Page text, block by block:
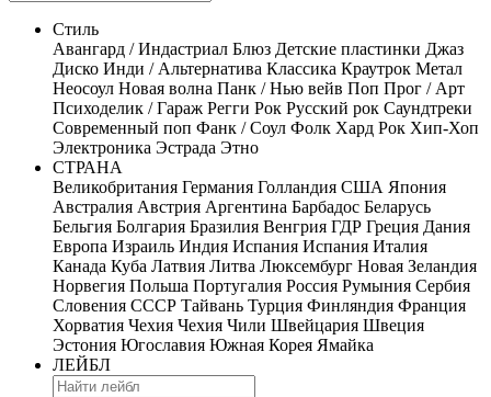
Стиль
Авангард / Индастриал Блюз Детские пластинки Джаз
Диско Инди / Альтернатива Классика Краутрок Метал
Неосоул Новая волна Панк / Нью вейв Поп Прог / Арт
Психоделик / Гараж Регги Рок Русский рок Саундтреки
Современный поп Фанк / Соул Фолк Хард Рок Хип-Хоп
Электроника Эстрада Этно
СТРАНА
Великобритания Германия Голландия США Япония
Австралия Австрия Аргентина Барбадос Беларусь
Бельгия Болгария Бразилия Венгрия ГДР Греция Дания
Европа Израиль Индия Испания Испания Италия
Канада Куба Латвия Литва Люксембург Новая Зеландия
Норвегия Польша Португалия Россия Румыния Сербия
Словения СССР Тайвань Турция Финляндия Франция
Хорватия Чехия Чехия Чили Швейцария Швеция
Эстония Югославия Южная Корея Ямайка
ЛЕЙБЛ